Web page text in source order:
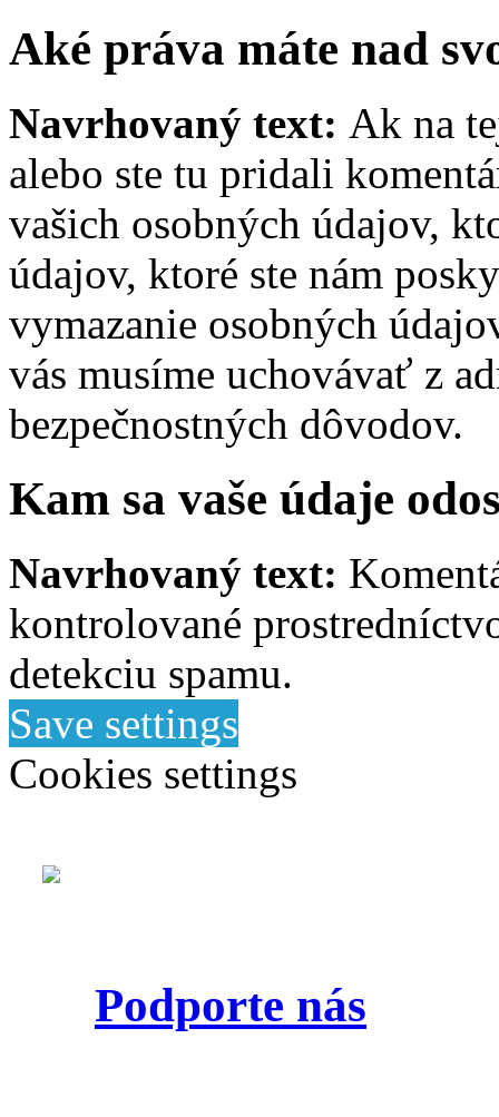
Aké práva máte nad
Navrhovaný text: Ak na
alebo ste tu pridali
vašich osobných údajov,
údajov, ktoré ste nám
vymazanie osobných
vás musíme uchovávať z
bezpečnostných dôvodov.
Kam sa vaše údaje
Navrhovaný text:
kontrolované
detekciu spamu.
Save settings
Cookies settings
Podporte nás